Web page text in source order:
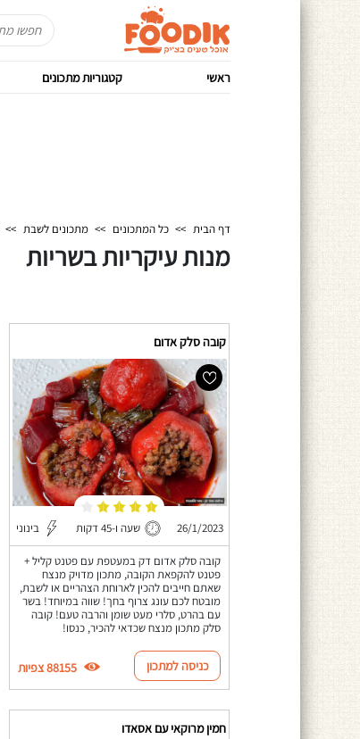
ראשי קטגוריות מתכונים
דף הבית >> כל המתכונים >> מתכונים לשבת >>
מנות עיקריות בשריות
קובה סלק אדום
26/1/2023 שעה ו-45 דקות בינוני
קובה סלק אדום דק במעטפת עם פטנט קליל +
פטנט להקפאת הקובה, מתכון מדויק מנצח
שאתם חייבים להכין לארוחת הצהריים או לשבת,
מובטח לכם עונג צרוף בחך! שווה במיוחד! בשר
עם בהרט, סלרי מעט שומן והרבה טעם! קובה
סלק מתכון מנצח שכדאי להכיר, כנסו!
כניסה למתכון 88155 צפיות
חמין מרוקאי עם אסאדו